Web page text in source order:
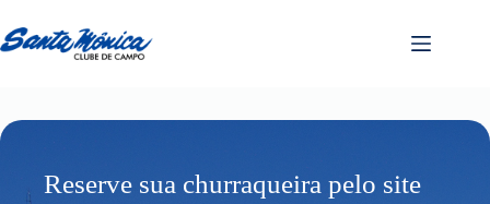
Reserve sua churraqueira pelo site